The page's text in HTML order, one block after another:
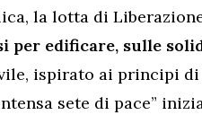
la lotta di
per edificare, sulle
ispirato ai principi
sete di pace”